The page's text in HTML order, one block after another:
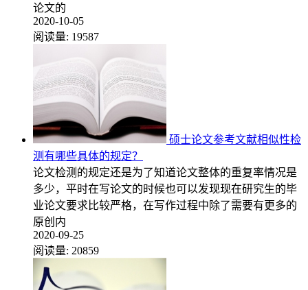
论文的
2020-10-05
阅读量: 19587
硕士论文参考文献相似性检
测有哪些具体的规定？
论文检测的规定还是为了知道论文整体的重复率情况是
多少，平时在写论文的时候也可以发现现在研究生的毕
业论文要求比较严格，在写作过程中除了需要有更多的
原创内
2020-09-25
阅读量: 20859